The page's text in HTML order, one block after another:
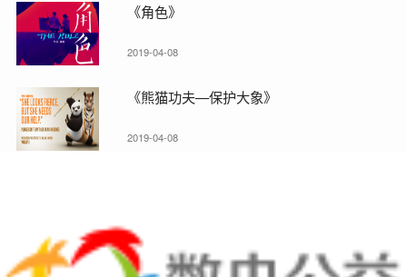
《角色》
2019-04-08
《熊猫功夫—保护大象》
2019-04-08